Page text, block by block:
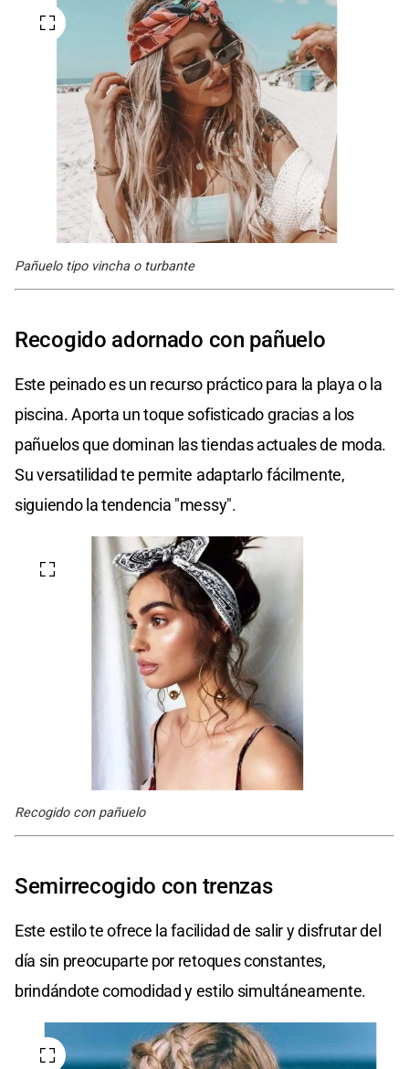
Pañuelo tipo vincha o turbante
Recogido adornado con pañuelo
Este peinado es un recurso práctico para la playa o la
piscina. Aporta un toque sofisticado gracias a los
pañuelos que dominan las tiendas actuales de moda.
Su versatilidad te permite adaptarlo fácilmente,
siguiendo la tendencia "messy".
Recogido con pañuelo
Semirrecogido con trenzas
Este estilo te ofrece la facilidad de salir y disfrutar del
día sin preocuparte por retoques constantes,
brindándote comodidad y estilo simultáneamente.